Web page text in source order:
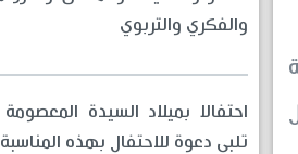
والفكري والتربوي
احتفالا بميلاد السيدة
تلبي دعوة للاحتفال بهذه